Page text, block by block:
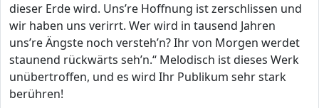
dieser Erde wird. Uns’re Hoffnung ist zerschlissen und
wir haben uns verirrt. Wer wird in tausend Jahren
uns’re Ängste noch versteh’n? Ihr von Morgen werdet
staunend rückwärts seh’n.“ Melodisch ist dieses Werk
unübertroffen, und es wird Ihr Publikum sehr stark
berühren!